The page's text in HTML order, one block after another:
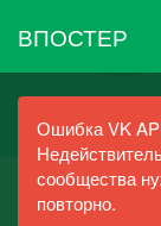
ВПОСТЕР
Ошибка VK
сообщества
повторно.